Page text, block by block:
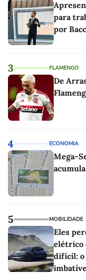
para
por
3 FLAMENGO
De
4 ECONOMIA
Mega-
5 MOBILIDADE
Eles
elétrico
difícil: o